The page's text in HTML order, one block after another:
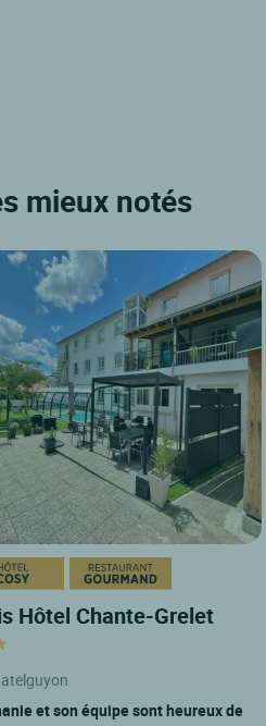
mieux notés
Hôtel Chante-Grelet
et son équipe sont heureux de